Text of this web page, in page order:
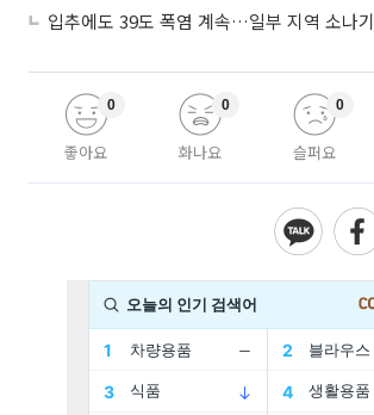
입추에도 39도 폭염 계속…일부 지역 소나기
좋아요
0
화나요
0
슬퍼요
0